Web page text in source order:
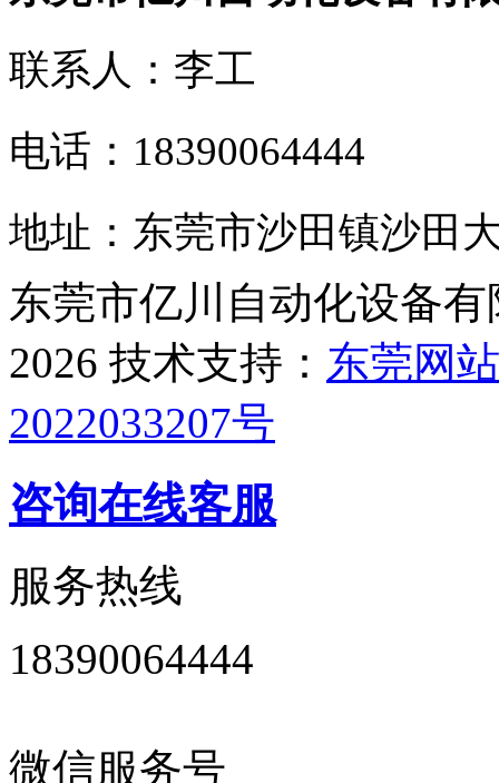
联系人：李工
电话：18390064444
地址：东莞市沙田镇沙田
东莞市亿川自动化设备
2026 技术支持： 东莞网
2022033207号
咨询在线客服
服务热线
18390064444
微信服务号